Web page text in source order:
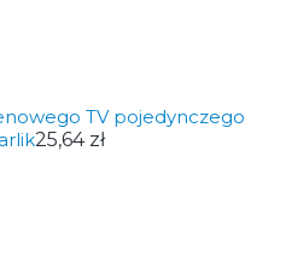
TV pojedynczego
25,64 zł